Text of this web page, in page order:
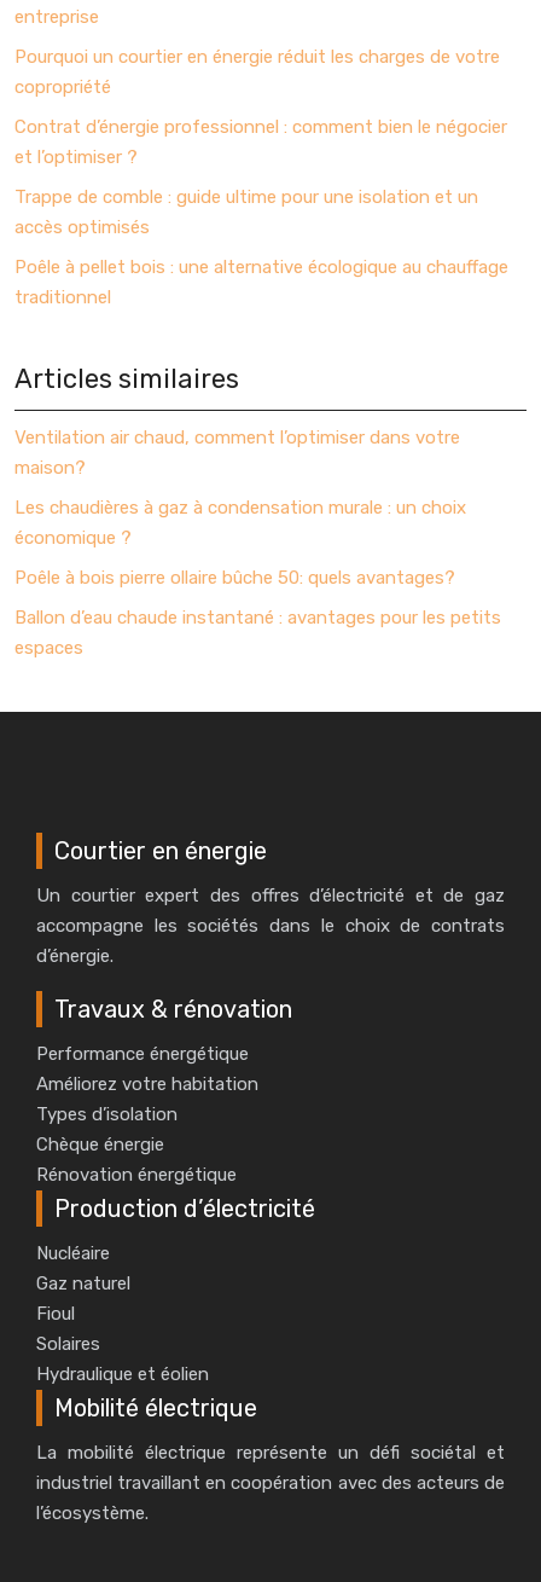
entreprise
Pourquoi un courtier en énergie réduit les charges de votre
copropriété
Contrat d’énergie professionnel : comment bien le négocier
et l’optimiser ?
Trappe de comble : guide ultime pour une isolation et un
accès optimisés
Poêle à pellet bois : une alternative écologique au chauffage
traditionnel
Articles similaires
Ventilation air chaud, comment l’optimiser dans votre
maison?
Les chaudières à gaz à condensation murale : un choix
économique ?
Poêle à bois pierre ollaire bûche 50: quels avantages?
Ballon d’eau chaude instantané : avantages pour les petits
espaces
Courtier en énergie
Un courtier expert des offres d’électricité et de gaz
accompagne les sociétés dans le choix de contrats
d’énergie.
Travaux & rénovation
Performance énergétique
Améliorez votre habitation
Types d’isolation
Chèque énergie
Rénovation énergétique
Production d’électricité
Nucléaire
Gaz naturel
Fioul
Solaires
Hydraulique et éolien
Mobilité électrique
La mobilité électrique représente un défi sociétal et
industriel travaillant en coopération avec des acteurs de
l’écosystème.